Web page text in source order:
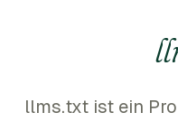
llms.txt ist ein